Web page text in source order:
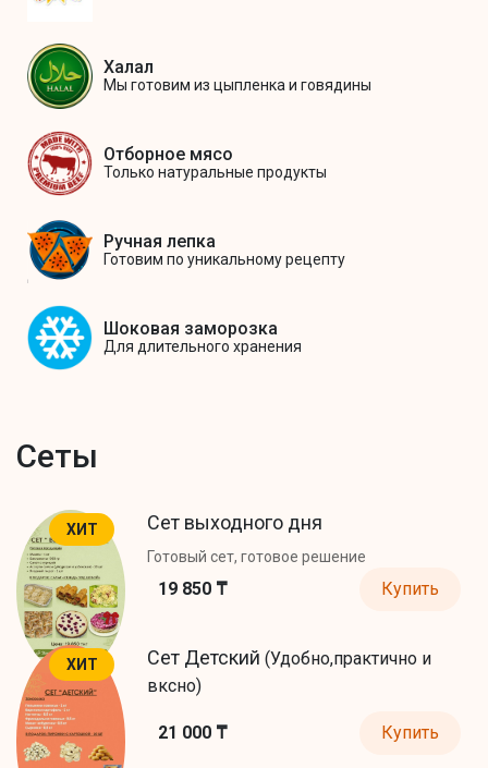
Халал
Мы готовим из цыпленка и говядины
Отборное мясо
Только натуральные продукты
Ручная лепка
Готовим по уникальному рецепту
Шоковая заморозка
Для длительного хранения
Сеты
ХИТ Сет выходного дня
Готовый сет, готовое решение
19 850 ₸ Купить
ХИТ Сет Детский (Удобно,практично и
вксно)
21 000 ₸ Купить